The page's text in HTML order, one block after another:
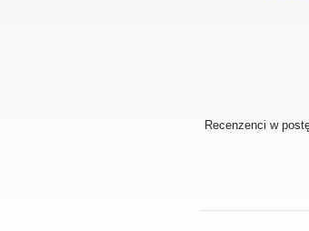
Recenzenci w